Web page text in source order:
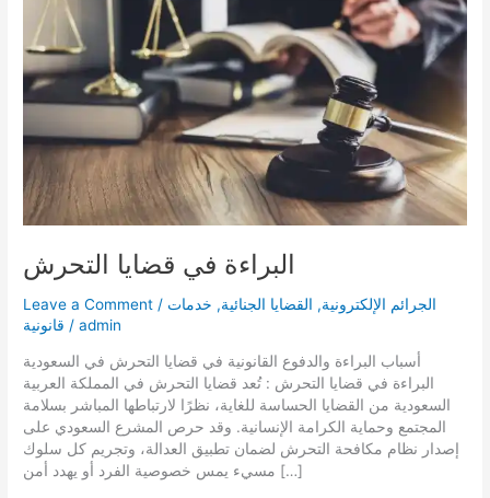
البراءة في قضايا التحرش
Leave a Comment / الجرائم الإلكترونية, القضايا الجنائية, خدمات
قانونية /admin
أسباب البراءة والدفوع القانونية في قضايا التحرش في السعودية
البراءة في قضايا التحرش : تُعد قضايا التحرش في المملكة العربية
السعودية من القضايا الحساسة للغاية، نظرًا لارتباطها المباشر بسلامة
المجتمع وحماية الكرامة الإنسانية. وقد حرص المشرع السعودي على
إصدار نظام مكافحة التحرش لضمان تطبيق العدالة، وتجريم كل سلوك
مسيء يمس خصوصية الفرد أو يهدد أمن […]